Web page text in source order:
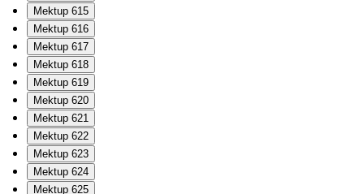
Mektup 615
Mektup 616
Mektup 617
Mektup 618
Mektup 619
Mektup 620
Mektup 621
Mektup 622
Mektup 623
Mektup 624
Mektup 625